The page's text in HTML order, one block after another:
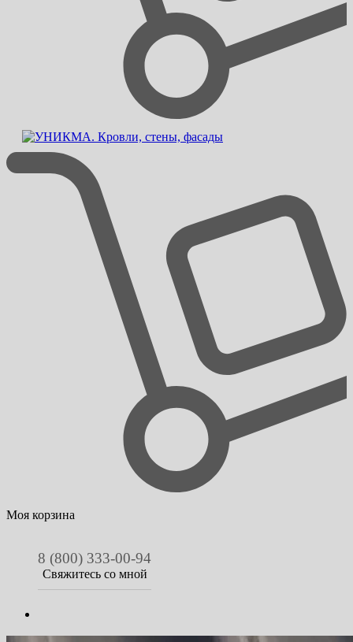
Моя корзина
8 (800) 333-00-94
Свяжитесь со мной